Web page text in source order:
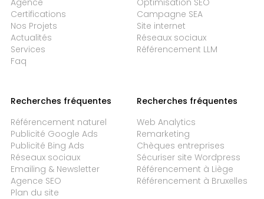
Certifications
Nos Projets
Actualités
Services
Faq
Campagne SEA
Site internet
Réseaux sociaux
Référencement LLM
Recherches fréquentes
Référencement naturel
Publicité Google Ads
Publicité Bing Ads
Réseaux sociaux
Emailing & Newsletter
Agence SEO
Plan du site
Recherches fréquentes
Web Analytics
Remarketing
Chèques entreprises
Sécuriser site Wordpress
Référencement à Liège
Référencement à Bruxelles